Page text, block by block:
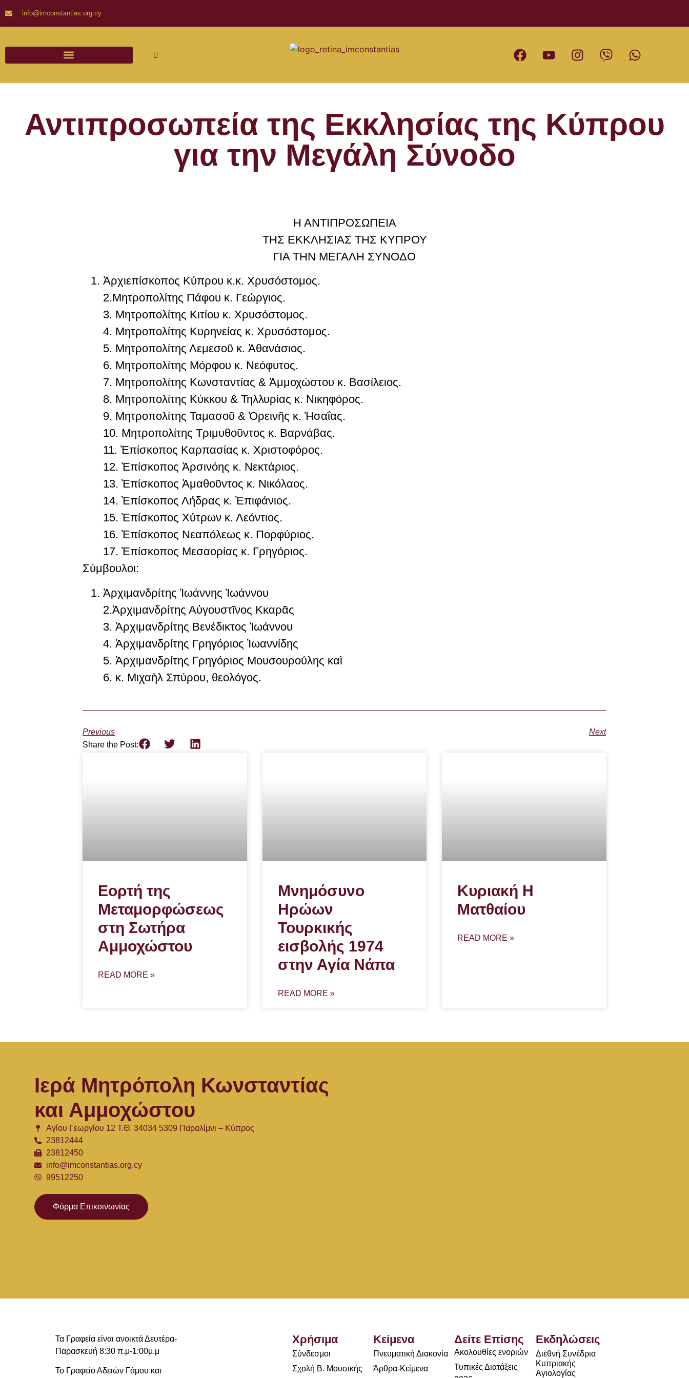
info@imconstantias.org.cy
Αντιπροσωπεία της Εκκλησίας της Κύπρου
για την Μεγάλη Σύνοδο
Η ΑΝΤΙΠΡΟΣΩΠΕΙΑ
ΤΗΣ ΕΚΚΛΗΣΙΑΣ ΤΗΣ ΚΥΠΡΟΥ
ΓΙΑ ΤΗΝ ΜΕΓΑΛΗ ΣΥΝΟΔΟ
Ἀρχιεπίσκοπος Κύπρου κ.κ. Χρυσόστομος.
2.Μητροπολίτης Πάφου κ. Γεώργιος.
3. Μητροπολίτης Κιτίου κ. Χρυσόστομος.
4. Μητροπολίτης Κυρηνείας κ. Χρυσόστομος.
5. Μητροπολίτης Λεμεσοῦ κ. Ἀθανάσιος.
6. Μητροπολίτης Μόρφου κ. Νεόφυτος.
7. Μητροπολίτης Κωνσταντίας & Ἀμμοχώστου κ. Βασίλειος.
8. Μητροπολίτης Κύκκου & Τηλλυρίας κ. Νικηφόρος.
9. Μητροπολίτης Ταμασοῦ & Ὀρεινῆς κ. Ἠσαΐας.
10. Μητροπολίτης Τριμυθοῦντος κ. Βαρνάβας.
11. Ἐπίσκοπος Καρπασίας κ. Χριστοφόρος.
12. Ἐπίσκοπος Ἀρσινόης κ. Νεκτάριος.
13. Ἐπίσκοπος Ἀμαθοῦντος κ. Νικόλαος.
14. Ἐπίσκοπος Λήδρας κ. Ἐπιφάνιος.
15. Ἐπίσκοπος Χύτρων κ. Λεόντιος.
16. Ἐπίσκοπος Νεαπόλεως κ. Πορφύριος.
17. Ἐπίσκοπος Μεσαορίας κ. Γρηγόριος.
Σύμβουλοι:
Ἀρχιμανδρίτης Ἰωάννης Ἰωάννου
2.Ἀρχιμανδρίτης Αὐγουστῖνος Κκαρᾶς
3. Ἀρχιμανδρίτης Βενέδικτος Ἰωάννου
4. Ἀρχιμανδρίτης Γρηγόριος Ἰωαννίδης
5. Ἀρχιμανδρίτης Γρηγόριος Μουσουρούλης καὶ
6. κ. Μιχαὴλ Σπύρου, θεολόγος.
Previous
Next
Share the Post:
Εορτή της
Μεταμορφώσεως
στη Σωτήρα
Αμμοχώστου
READ MORE »
Μνημόσυνο
Ηρώων
Τουρκικής
εισβολής 1974
στην Αγία Νάπα
READ MORE »
Κυριακή Η
Ματθαίου
READ MORE »
Ιερά Μητρόπολη Κωνσταντίας
και Αμμοχώστου
Αγίου Γεωργίου 12 Τ.Θ. 34034 5309 Παραλίμνι – Κύπρος
23812444
23812450
info@imconstantias.org.cy
99512250
Φόρμα Επικοινωνίας
Τα Γραφεία είναι ανοικτά Δευτέρα-
Παρασκευή 8:30 π.μ-1:00μ.μ
Το Γραφείο Αδειών Γάμου και
Χρήσιμα
Σύνδεσμοι
Σχολή Β. Μουσικής
Κείμενα
Πνευματική Διακονία
Άρθρα-Κείμενα
Δείτε Επίσης
Ακολουθίες ενοριών
Τυπικές Διατάξεις
Εκδηλώσεις
Διεθνή Συνέδρια
Κυπριακής
Αγιολογίας